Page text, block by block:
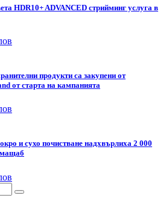
HDR10+ ADVANCED стрийминг услуга в
продукти са закупени от
от старта на кампанията
и сухо почистване надхвърлиха 2 000
мащаб